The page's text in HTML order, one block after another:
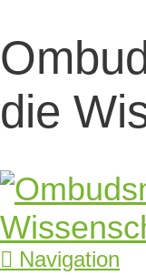
die
Navigation